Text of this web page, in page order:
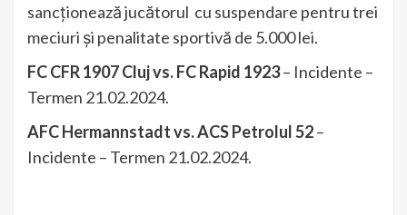
sancționează jucătorul cu suspendare pentru trei
meciuri și penalitate sportivă de 5.000 lei.
FC CFR 1907 Cluj vs. FC Rapid 1923– Incidente –
Termen 21.02.2024.
AFC Hermannstadt vs. ACS Petrolul 52–
Incidente – Termen 21.02.2024.